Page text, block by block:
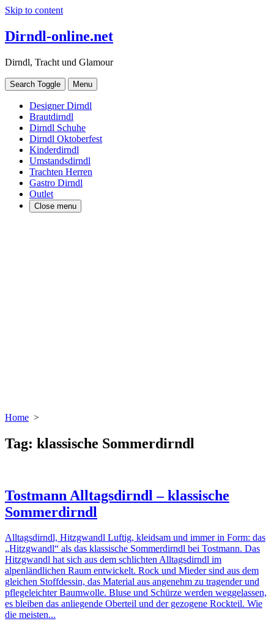
Skip to content
Dirndl-online.net
Dirndl, Tracht und Glamour
Search Toggle Menu
Designer Dirndl
Brautdirndl
Dirndl Schuhe
Dirndl Oktoberfest
Kinderdirndl
Umstandsdirndl
Trachten Herren
Gastro Dirndl
Outlet
Close menu
Home >
Tag: klassische Sommerdirndl
Tostmann Alltagsdirndl – klassische
Sommerdirndl
Alltagsdirndl, Hitzgwandl Luftig, kleidsam und immer in Form: das
„Hitzgwandl“ als das klassische Sommerdirndl bei Tostmann. Das
Hitzgwandl hat sich aus dem schlichten Alltagsdirndl im
alpenländlichen Raum entwickelt. Rock und Mieder sind aus dem
gleichen Stoffdessin, das Material aus angenehm zu tragender und
pflegeleichter Baumwolle. Bluse und Schürze werden weggelassen,
es bleiben das anliegende Oberteil und der gezogene Rockteil. Wie
die meisten...